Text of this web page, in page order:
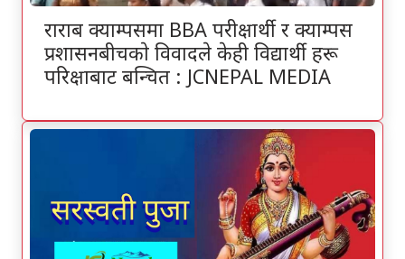
राराब क्याम्पसमा BBA परीक्षार्थी र क्याम्पस
प्रशासनबीचकाे विवादले केही विद्यार्थी हरू
परिक्षाबाट बन्चित : JCNEPAL MEDIA